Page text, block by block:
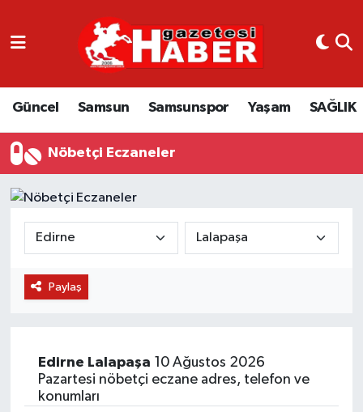
Güncel Samsun Samsunspor Yaşam SAĞLIK
Nöbetçi Eczaneler
Paylaş
Edirne Lalapaşa 10 Ağustos 2026
Pazartesi nöbetçi eczane adres, telefon ve
konumları
GÜNCEL
SAMSUN
YAŞAM